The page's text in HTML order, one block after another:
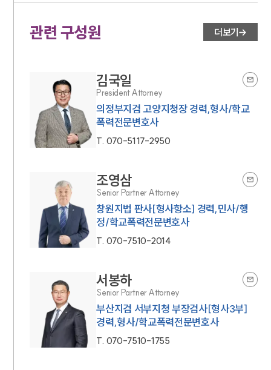
관련 구성원 더보기
김국일
President Attorney
의정부지검 고양지청장 경력,형사/학교
폭력전문변호사
T. 070-5117-2950
조영삼
Senior Partner Attorney
창원지법 판사[형사항소] 경력,민사/행
정/학교폭력전문변호사
T. 070-7510-2014
서봉하
Senior Partner Attorney
부산지검 서부지청 부장검사[형사3부]
경력,형사/학교폭력전문변호사
T. 070-7510-1755